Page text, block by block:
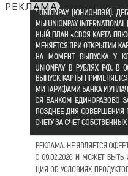
РЕКЛАМА